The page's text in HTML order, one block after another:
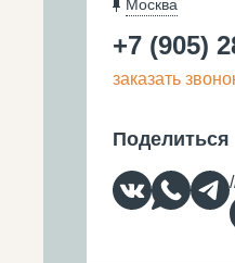
Москва
+7 (905)
заказать
Поделиться